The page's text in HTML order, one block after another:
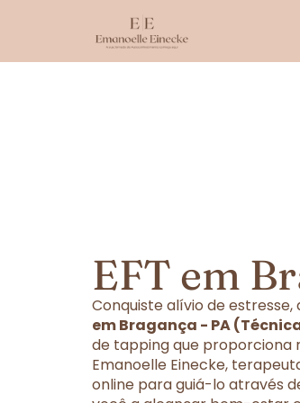
EFT em
Conquiste alívio de
em Bragança - PA
de tapping que proporciona
Emanoelle Einecke,
online para guiá-lo através